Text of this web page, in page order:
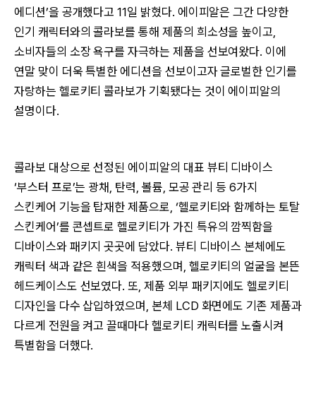
에디션’을 공개했다고 11일 밝혔다. 에이피알은 그간 다양한
인기 캐릭터와의 콜라보를 통해 제품의 희소성을 높이고,
소비자들의 소장 욕구를 자극하는 제품을 선보여왔다. 이에
연말 맞이 더욱 특별한 에디션을 선보이고자 글로벌한 인기를
자랑하는 헬로키티 콜라보가 기획됐다는 것이 에이피알의
설명이다.
콜라보 대상으로 선정된 에이피알의 대표 뷰티 디바이스
‘부스터 프로’는 광채, 탄력, 볼륨, 모공 관리 등 6가지
스킨케어 기능을 탑재한 제품으로, ‘헬로키티와 함께하는 토탈
스킨케어’를 콘셉트로 헬로키티가 가진 특유의 깜찍함을
디바이스와 패키지 곳곳에 담았다. 뷰티 디바이스 본체에도
캐릭터 색과 같은 흰색을 적용했으며, 헬로키티의 얼굴을 본뜬
헤드케이스도 선보였다. 또, 제품 외부 패키지에도 헬로키티
디자인을 다수 삽입하였으며, 본체 LCD 화면에도 기존 제품과
다르게 전원을 켜고 끌때마다 헬로키티 캐릭터를 노출시켜
특별함을 더했다.